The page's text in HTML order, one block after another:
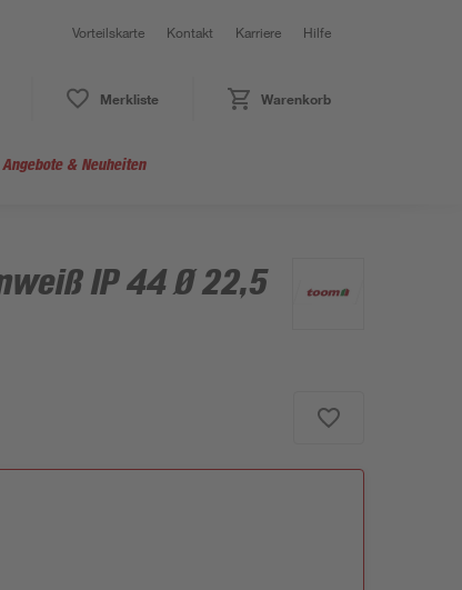
Vorteilskarte Kontakt Karriere Hilfe
Merkliste Warenkorb
Angebote & Neuheiten
IP 44 Ø 22,5